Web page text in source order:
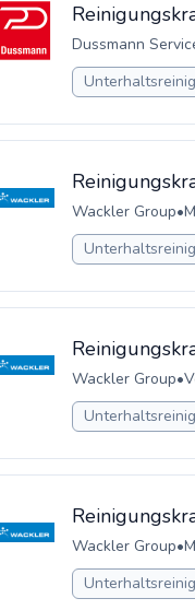
Dussmann
Wackler Group•
Wackler Group•
Wackler Group•